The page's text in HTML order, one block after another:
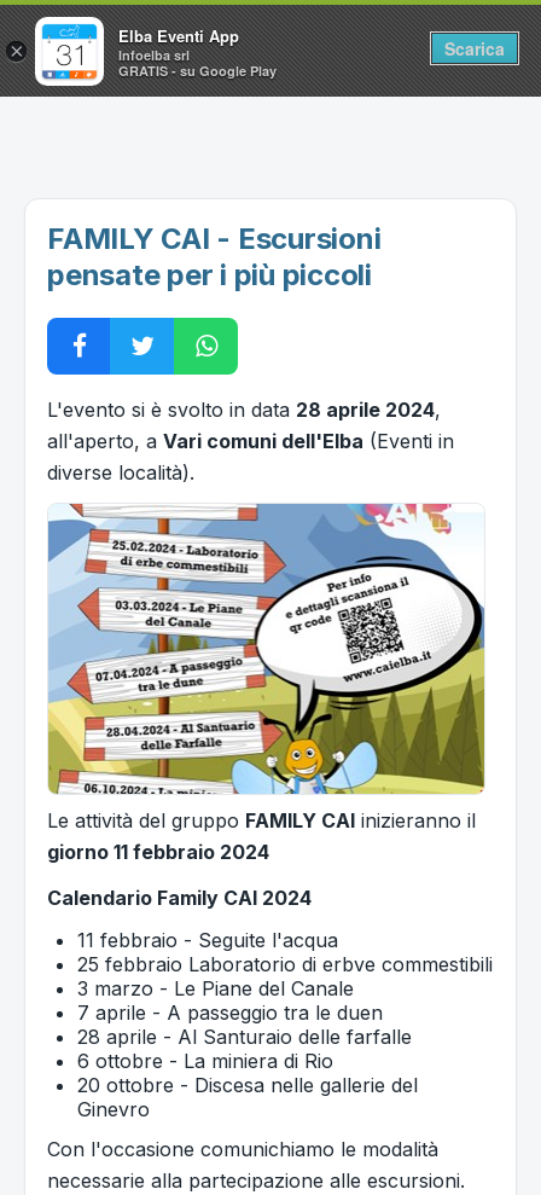
Home
Utilità
Vacanze all'Isola d'Elba
FAMILY CAI - Escursioni
pensate per i più piccoli
L'evento si è svolto in data 28 aprile 2024,
all'aperto, a Vari comuni dell'Elba (Eventi in
diverse località).
Le attività del gruppo FAMILY CAI inizieranno il
giorno 11 febbraio 2024
Calendario Family CAI 2024
11 febbraio - Seguite l'acqua
25 febbraio Laboratorio di erbve commestibili
3 marzo - Le Piane del Canale
7 aprile - A passeggio tra le duen
28 aprile - Al Santuraio delle farfalle
6 ottobre - La miniera di Rio
20 ottobre - Discesa nelle gallerie del
Ginevro
Con l'occasione comunichiamo le modalità
necessarie alla partecipazione alle escursioni.
×
Elba Eventi App
Infoelba srl
GRATIS - su Google Play
Scarica